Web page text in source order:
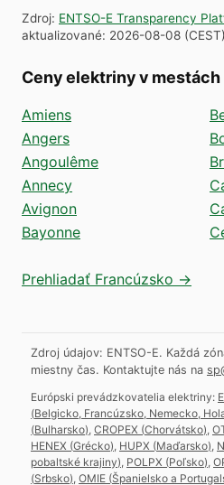
Zdroj: ENTSO-E Transparency
aktualizované: 2026-08-08 (CEST
Ceny elektriny v
Amiens
Angers
Angoulême
Annecy
Avignon
Bayonne
Prehliadať Francúzsko →
Zdroj údajov: ENTSO-E. Každá
miestny čas. Kontaktujte nás na
Európski prevádzkovatelia elektriny:
(Belgicko, Francúzsko, Nemecko,
(Bulharsko) CROPEX (Chorvátsko)
HENEX (Grécko) HUPX (Maďarsko)
pobaltské krajiny) POLPX (Poľsko)
(Srbsko) OMIE (Španielsko a